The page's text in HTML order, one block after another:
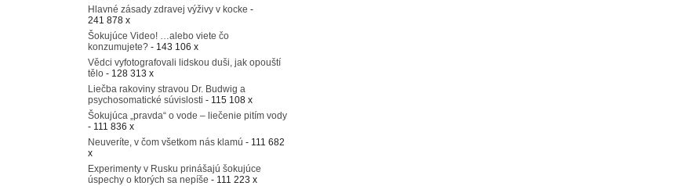
Hlavné zásady zdravej výživy v kocke -
241 878 x
Šokujúce Video! …alebo viete čo
konzumujete? - 143 106 x
Vědci vyfotografovali lidskou duši, jak opouští
tělo - 128 313 x
Liečba rakoviny stravou Dr. Budwig a
psychosomatické súvislosti - 115 108 x
Šokujúca „pravda“ o vode – liečenie pitím vody
- 111 836 x
Neuveríte, v čom všetkom nás klamú - 111 682
x
Experimenty v Rusku prinášajú šokujúce
úspechy o ktorých sa nepíše - 111 223 x